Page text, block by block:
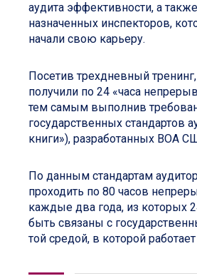
аудита эффективности, а
назначенных инспекторов,
начали свою карьеру.
Посетив трехдневный
получили по 24 «часа
тем самым выполнив
государственных стандартов
книги»), разработанных ВОА
По данным стандартам
проходить по 80 часов
каждые два года, из которых
быть связаны с
той средой, в которой